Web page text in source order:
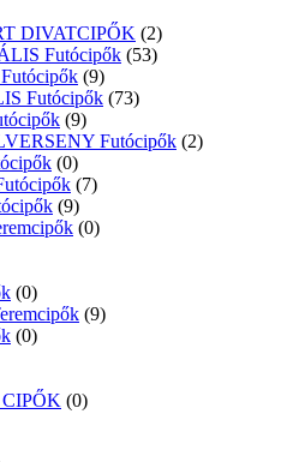
DIVATCIPŐK (2)
Futócipők (53)
(9)
Futócipők (73)
(9)
Futócipők (2)
(0)
(7)
(9)
(0)
(0)
(9)
(0)
(0)